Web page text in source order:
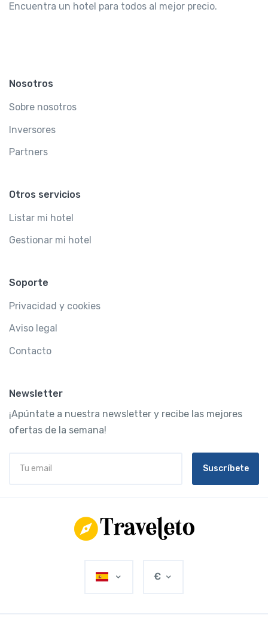
Encuentra un hotel para todos al mejor precio.
Nosotros
Sobre nosotros
Inversores
Partners
Otros servicios
Listar mi hotel
Gestionar mi hotel
Soporte
Privacidad y cookies
Aviso legal
Contacto
Newsletter
¡Apúntate a nuestra newsletter y recibe las mejores
ofertas de la semana!
Suscríbete
€